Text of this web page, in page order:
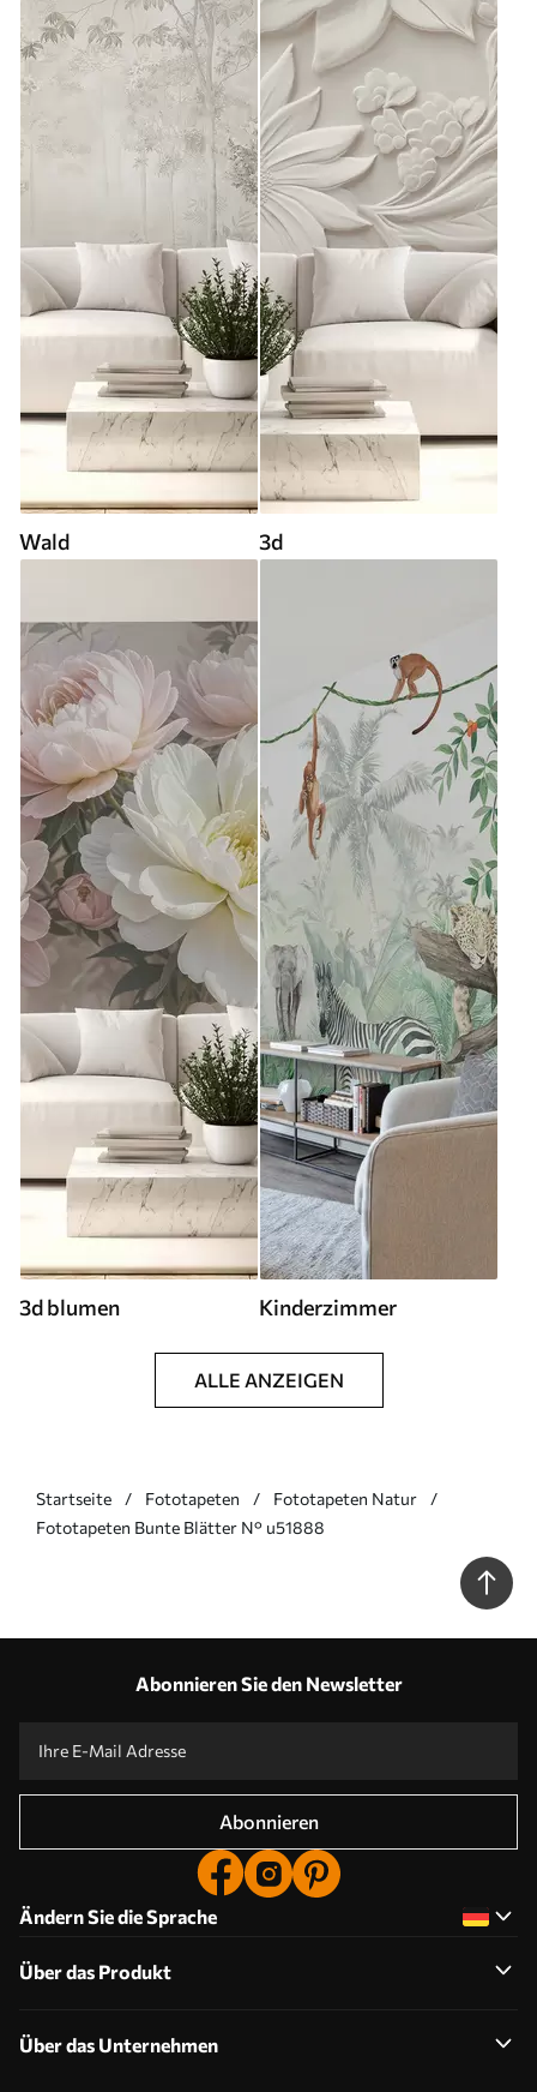
Wald 3d
3d blumen Kinderzimmer
ALLE ANZEIGEN
Startseite Fototapeten
Fototapeten Natur
Fototapeten Bunte Blätter N° u51888
Abonnieren Sie den Newsletter
Abonnieren
Ändern Sie die Sprache
Über das Produkt
Über das Unternehmen